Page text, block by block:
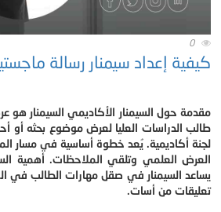
0
كيفية إعداد سيمنار رسالة
مقدمة حول السيمنار الأكاديمي السيمنار
طالب الدراسات العليا لعرض موضوع بحثه أو
لجنة أكاديمية. يُعد خطوة أساسية في مسار
العرض العلمي وتلقي الملاحظات. أهمية
يساعد السيمنار في صقل مهارات الطالب في
تعليقات من أسات.